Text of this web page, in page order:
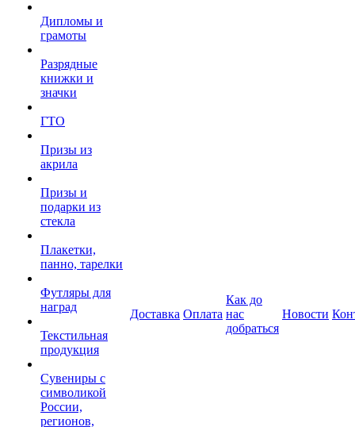
Дипломы и
грамоты
Разрядные
книжки и
значки
ГТО
Призы из
акрила
Призы и
подарки из
стекла
Плакетки,
панно, тарелки
Футляры для
наград
Текстильная
продукция
Сувениры с
символикой
России,
регионов,
Доставка Оплата
Как до
нас
добраться
Новости